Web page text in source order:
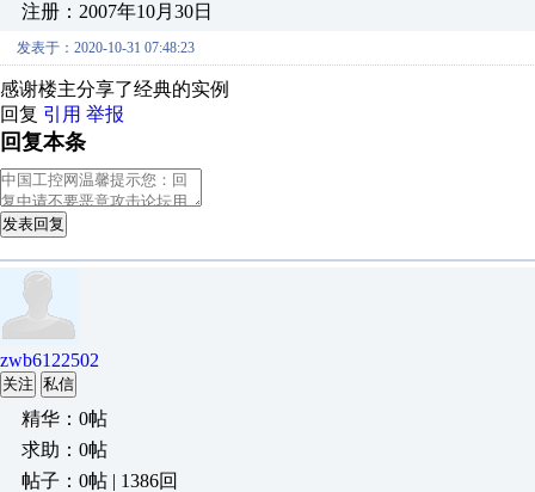
注册：2007年10月30日
发表于：2020-10-31 07:48:23
感谢楼主分享了经典的实例
回复 引用 举报
回复本条
发表回复
zwb6122502
关注 私信
精华：0帖
求助：0帖
帖子：0帖 | 1386回